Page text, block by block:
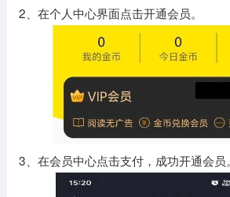
2、在个人中心界面点击开通会员。
3、在会员中心点击支付，成功开通会员。